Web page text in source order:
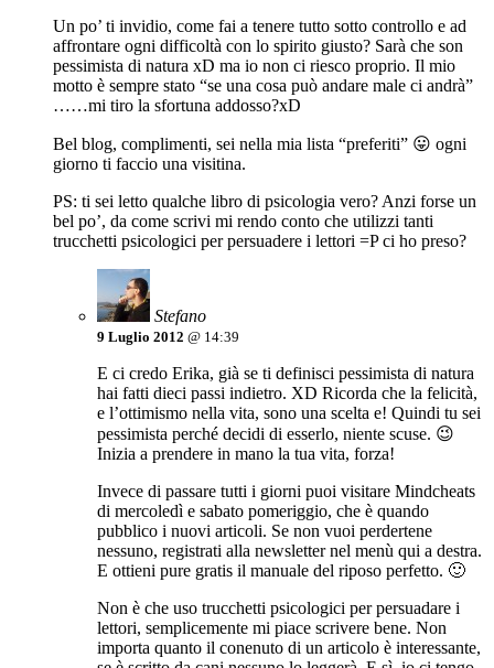
Un po’ ti invidio, come fai a tenere tutto sotto controllo e ad
affrontare ogni difficoltà con lo spirito giusto? Sarà che son
pessimista di natura xD ma io non ci riesco proprio. Il mio
motto è sempre stato “se una cosa può andare male ci andrà”
……mi tiro la sfortuna addosso?xD
Bel blog, complimenti, sei nella mia lista “preferiti” 😛 ogni
giorno ti faccio una visitina.
PS: ti sei letto qualche libro di psicologia vero? Anzi forse un
bel po’, da come scrivi mi rendo conto che utilizzi tanti
trucchetti psicologici per persuadere i lettori =P ci ho preso?
Stefano
9 Luglio 2012 @ 14:39
E ci credo Erika, già se ti definisci pessimista di natura
hai fatti dieci passi indietro. XD Ricorda che la felicità,
e l’ottimismo nella vita, sono una scelta e! Quindi tu sei
pessimista perché decidi di esserlo, niente scuse. 😉
Inizia a prendere in mano la tua vita, forza!
Invece di passare tutti i giorni puoi visitare Mindcheats
di mercoledì e sabato pomeriggio, che è quando
pubblico i nuovi articoli. Se non vuoi perdertene
nessuno, registrati alla newsletter nel menù qui a destra.
E ottieni pure gratis il manuale del riposo perfetto. 🙂
Non è che uso trucchetti psicologici per persuadare i
lettori, semplicemente mi piace scrivere bene. Non
importa quanto il conenuto di un articolo è interessante,